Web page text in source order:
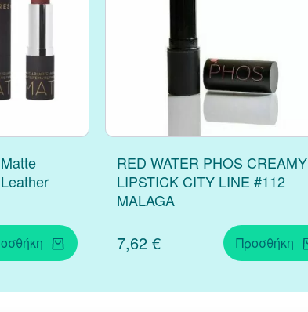
RED WATER PHOS CREAMY
LIPSTICK CITY LINE #112
MALAGA
7,62 € Προσθήκη